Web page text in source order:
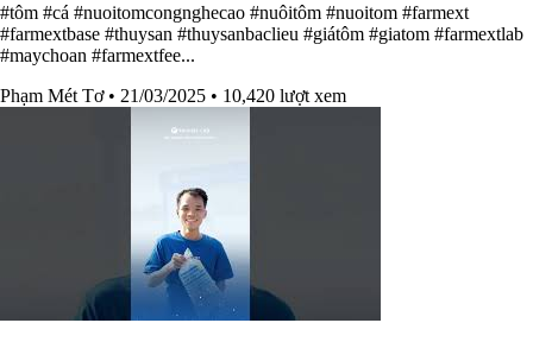
#tôm #cá #nuoitomcongnghecao #nuôitôm #nuoitom #farmext
#farmextbase #thuysan #thuysanbaclieu #giátôm #giatom #farmextlab
#maychoan #farmextfee...
Phạm Mét Tơ • 21/03/2025 • 10,420 lượt xem